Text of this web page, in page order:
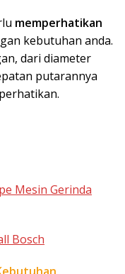
memperhatikan
kebutuhan anda.
dari diameter
putarannya
Mesin Gerinda
Bosch